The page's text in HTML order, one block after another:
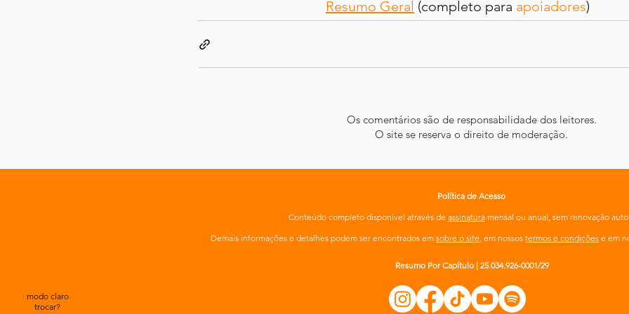
Resumo Geral (completo para apoiadores)
Os comentários são de responsabilidade dos leitores.
O site se reserva o direito de moderação.
modo claro
trocar?
Política de Acesso
Conteúdo completo disponível através de assinaturamensal ou anual, sem renovação
Demais informações e detalhes podem ser encontrados em sobre o site, em nossos termos e condições e em
Resumo Por Capítulo | 25.034.926-0001/29